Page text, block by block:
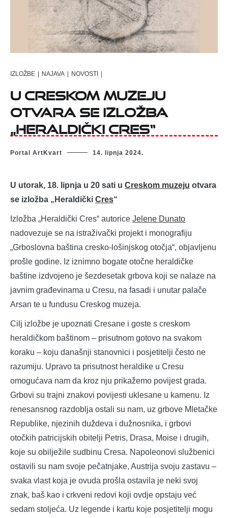
IZLOŽBE | NAJAVA | NOVOSTI |
U Creskom muzeju
otvara se izložba
„Heraldički Cres“
Portal ArtKvart 14. lipnja 2024.
U utorak, 18. lipnja u 20 sati u Creskom muzeju otvara
se izložba „Heraldički Cres“
Izložba „Heraldički Cres“ autorice Jelene Dunato
nadovezuje se na istraživački projekt i monografiju
„Grboslovna baština cresko-lošinjskog otočja“, objavljenu
prošle godine. Iz iznimno bogate otočne heraldičke
baštine izdvojeno je šezdesetak grbova koji se nalaze na
javnim građevinama u Cresu, na fasadi i unutar palače
Arsan te u fundusu Creskog muzeja.
Cilj izložbe je upoznati Cresane i goste s creskom
heraldičkom baštinom – prisutnom gotovo na svakom
koraku – koju današnji stanovnici i posjetitelji često ne
razumiju. Upravo ta prisutnost heraldike u Cresu
omogućava nam da kroz nju prikažemo povijest grada.
Grbovi su trajni znakovi povijesti uklesane u kamenu. Iz
renesansnog razdoblja ostali su nam, uz grbove Mletačke
Republike, njezinih duždeva i dužnosnika, i grbovi
otočkih patricijskih obitelji Petris, Drasa, Moise i drugih,
koje su obilježile sudbinu Cresa. Napoleonovi službenici
ostavili su nam svoje pečatnjake, Austrija svoju zastavu –
svaka vlast koja je ovuda prošla ostavila je neki svoj
znak, baš kao i crkveni redovi koji ovdje opstaju već
sedam stoljeća. Uz legende i kartu koje posjetitelji mogu